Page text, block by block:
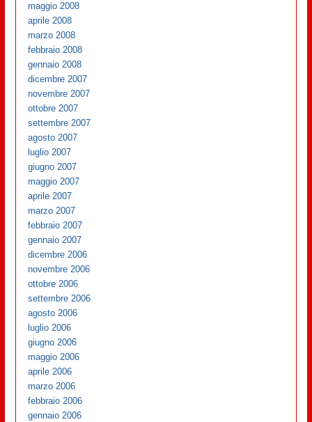
maggio 2008
aprile 2008
marzo 2008
febbraio 2008
gennaio 2008
dicembre 2007
novembre 2007
ottobre 2007
settembre 2007
agosto 2007
luglio 2007
giugno 2007
maggio 2007
aprile 2007
marzo 2007
febbraio 2007
gennaio 2007
dicembre 2006
novembre 2006
ottobre 2006
settembre 2006
agosto 2006
luglio 2006
giugno 2006
maggio 2006
aprile 2006
marzo 2006
febbraio 2006
gennaio 2006